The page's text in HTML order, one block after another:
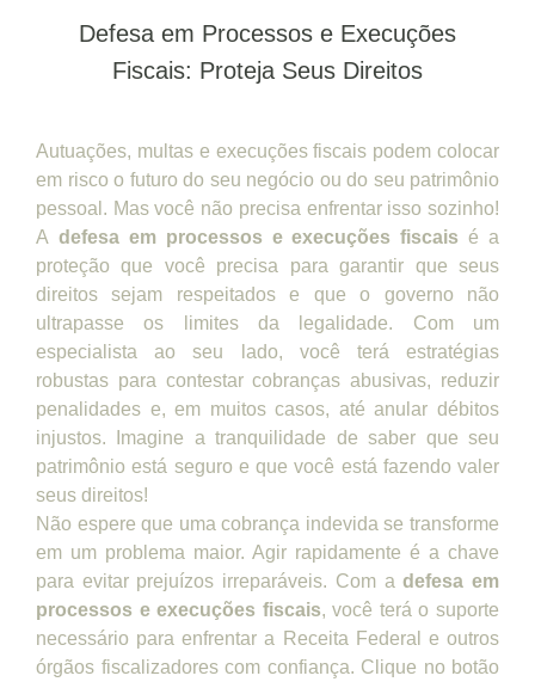
Defesa em Processos e Execuções
Fiscais: Proteja Seus Direitos
Autuações, multas e execuções fiscais podem colocar
em risco o futuro do seu negócio ou do seu patrimônio
pessoal. Mas você não precisa enfrentar isso sozinho!
A defesa em processos e execuções fiscais é a
proteção que você precisa para garantir que seus
direitos sejam respeitados e que o governo não
ultrapasse os limites da legalidade. Com um
especialista ao seu lado, você terá estratégias
robustas para contestar cobranças abusivas, reduzir
penalidades e, em muitos casos, até anular débitos
injustos. Imagine a tranquilidade de saber que seu
patrimônio está seguro e que você está fazendo valer
seus direitos!
Não espere que uma cobrança indevida se transforme
em um problema maior. Agir rapidamente é a chave
para evitar prejuízos irreparáveis. Com adefesa em
processos e execuções fiscais, você terá o suporte
necessário para enfrentar a Receita Federal e outros
órgãos fiscalizadores com confiança. Clique no botão